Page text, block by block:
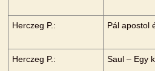
Herczeg P.: Pál apostol
Herczeg P.: Saul – Egy